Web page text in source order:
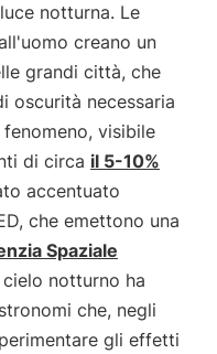
notturna. Le
creano un
grandi città, che
oscurità necessaria
visibile
di circa il 5-10%
accentuato
che emettono una
Spaziale
notturno ha
che, negli
gli effetti